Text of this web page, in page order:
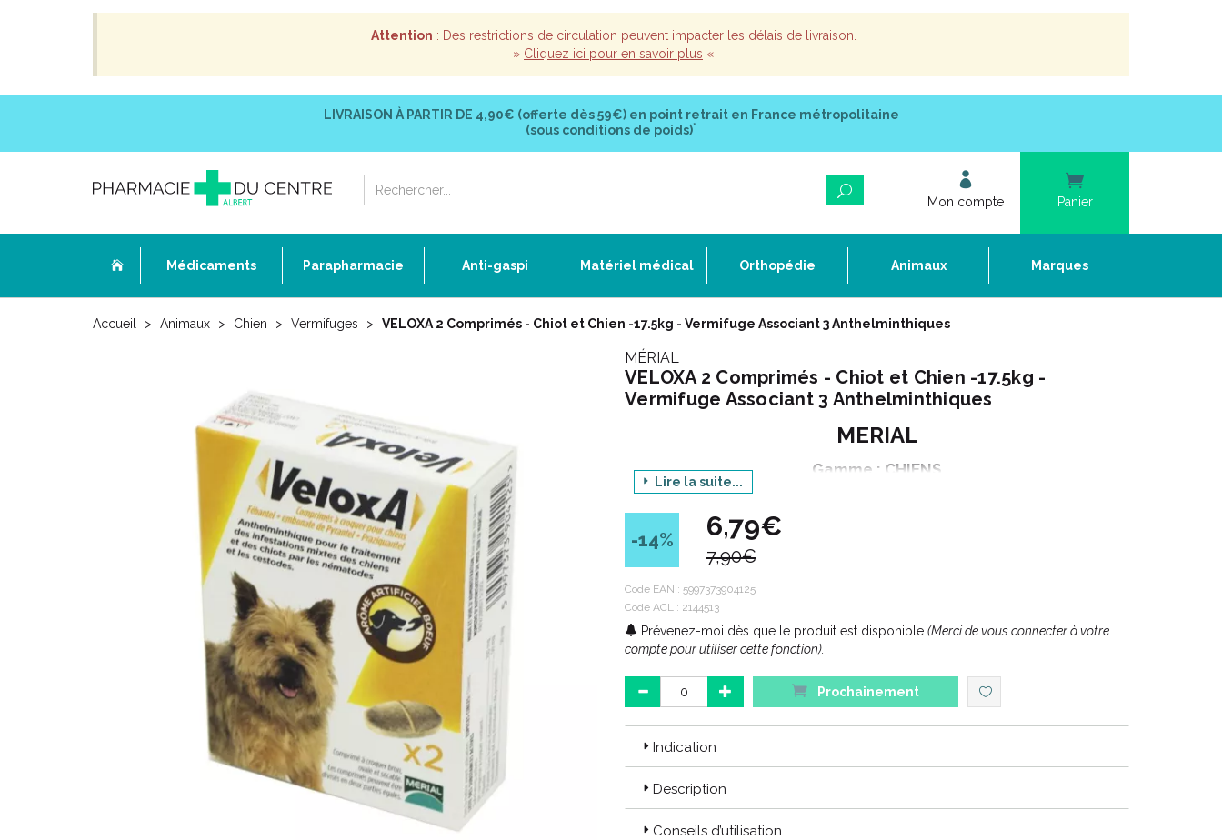
Attention : Des restrictions de circulation peuvent impacter les délais de livraison.
» Cliquez ici pour en savoir plus «
LIVRAISON À PARTIR DE 4,90€ (offerte dès 59€) en point retrait en France métropolitaine
(sous conditions de poids)*
Mon compte Panier
Médicaments Parapharmacie Anti-gaspi Matériel médical Orthopédie Animaux Marques
Accueil Animaux Chien Vermifuges VELOXA 2 Comprimés - Chiot et Chien -17.5kg - Vermifuge Associant 3 Anthelminthiques
MÉRIAL
VELOXA 2 Comprimés - Chiot et Chien -17.5kg -
Vermifuge Associant 3 Anthelminthiques
MERIAL
Gamme : CHIENS
Produit : VELOXA - CHIOTS ET CHIENS DE MOINS DE 17.5 kg
Conditionnement : 2 comprimés
Code ACL : 2144513
Code EAN : 5997373904125
Lire la suite...
-14% 6,79€
7,90€
Code EAN : 5997373904125
Code ACL : 2144513
Prévenez-moi dès que le produit est disponible (Merci de vous connecter à votre
compte pour utiliser cette fonction).
Prochainement
Indication
Description
Conseils d’utilisation